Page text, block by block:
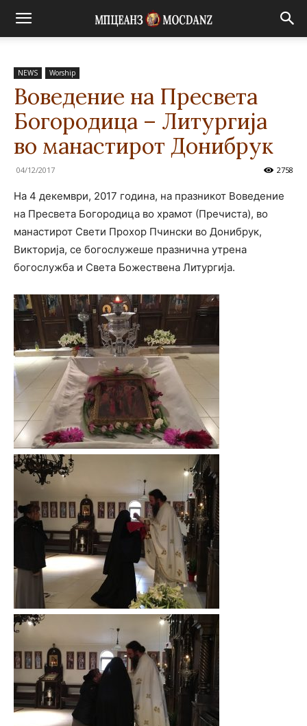
NEWS Worship
Воведение на Пресвета
Богородица – Литургија
во манастирот Донибрук
04/12/2017 2758
На 4 декември, 2017 година, на празникот Воведение
на Пресвета Богородица во храмот (Пречиста), во
манастирот Свети Прохор Пчински во Донибрук,
Викторија, се богослужеше празнична утрена
богослужба и Света Божествена Литургија.